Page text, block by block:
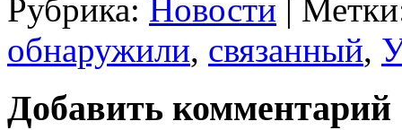
Рубрика: Новости |
обнаружили, связанный,
Добавить комментарий